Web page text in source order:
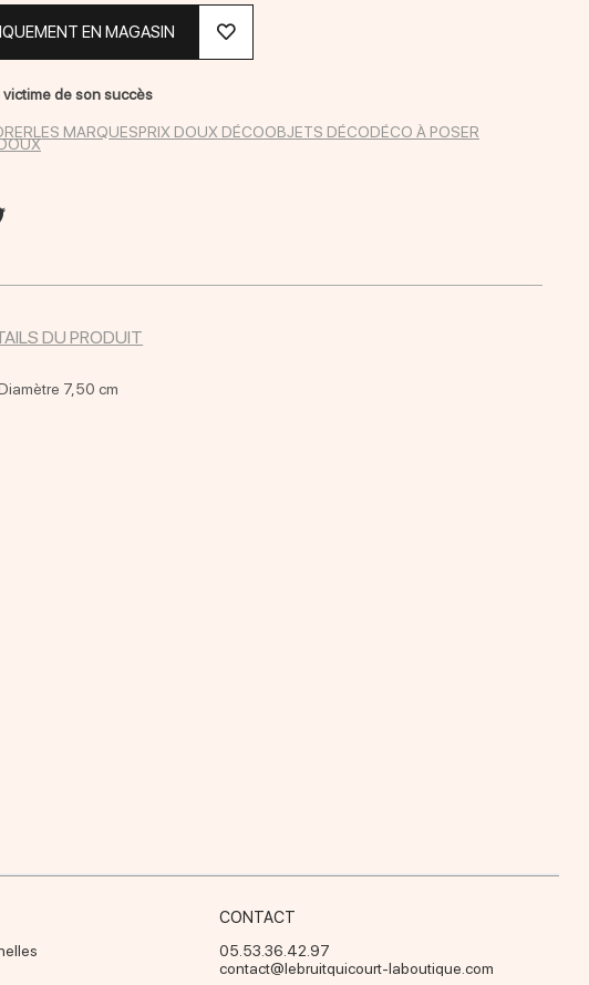
EN MAGASIN
de son succès
LES MARQUESPRIX DOUX DÉCOOBJETS DÉCODÉCO À POSER
DU PRODUIT
7,50 cm
CONTACT
05.53.36.42.97
contact@lebruitquicourt-laboutique.com